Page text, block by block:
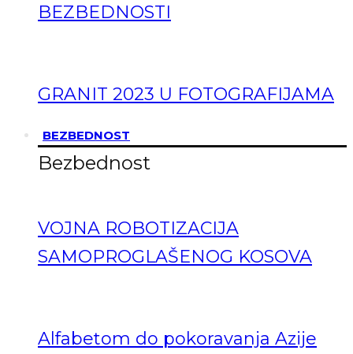
BEZBEDNOSTI
GRANIT 2023 U FOTOGRAFIJAMA
BEZBEDNOST
Bezbednost
VOJNA ROBOTIZACIJA
SAMOPROGLAŠENOG KOSOVA
Alfabetom do pokoravanja Azije